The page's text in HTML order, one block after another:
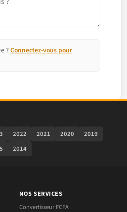
? Connectez-vous pour
2022 2021 2020
2019
2014
NOS SERVICES
Convertisseur FCFA